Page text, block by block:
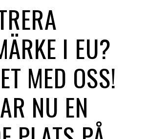
I EU?
MED OSS!
NU EN